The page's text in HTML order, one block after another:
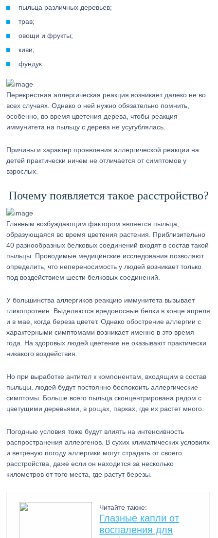
пыльца различных деревьев;
трав;
овощи и фрукты;
киви;
фундук.
Перекрестная аллергическая реакция возникает далеко не во
всех случаях. Однако о ней нужно обязательно помнить,
особенно, во время цветения дерева, чтобы реакция
иммунитета на пыльцу с дерева не усугублялась.
Причины и характер проявления аллергической реакции на
детей практически ничем не отличается от симптомов у
взрослых.
Почему появляется такое расстройство?
Главным возбуждающим фактором является пыльца,
образующаяся во время цветения растения. Приблизительно
40 разнообразных белковых соединений входят в состав такой
пыльцы. Проводимые медицинские исследования позволяют
определить, что непереносимость у людей возникает только
под воздействием шести белковых соединений.
У большинства аллергиков реакцию иммунитета вызывает
гликопротеин. Выделяются вредоносные белки в конце апреля
и в мае, когда береза цветет. Однако обострение аллергии с
характерными симптомами возникает именно в это время
года. На здоровых людей цветение не оказывают практически
никакого воздействия.
Но при выработке антител к компонентам, входящим в состав
пыльцы, людей будут постоянно беспокоить аллергические
симптомы. Больше всего пыльца сконцентрирована рядом с
цветущими деревьями, в рощах, парках, где их растет много.
Погодные условия тоже будут влиять на интенсивность
распространения аллергенов. В сухих климатических условиях
и ветреную погоду аллергики могут страдать от своего
расстройства, даже если он находится за несколько
километров от того места, где растут березы.
Читайте также:
Глазные капли от
воспаления для